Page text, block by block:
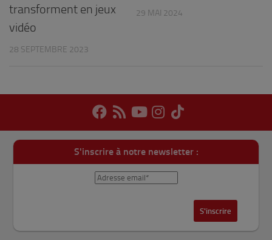
transforment en jeux
vidéo
28 SEPTEMBRE 2023
29 MAI 2024
S'inscrire à notre newsletter :